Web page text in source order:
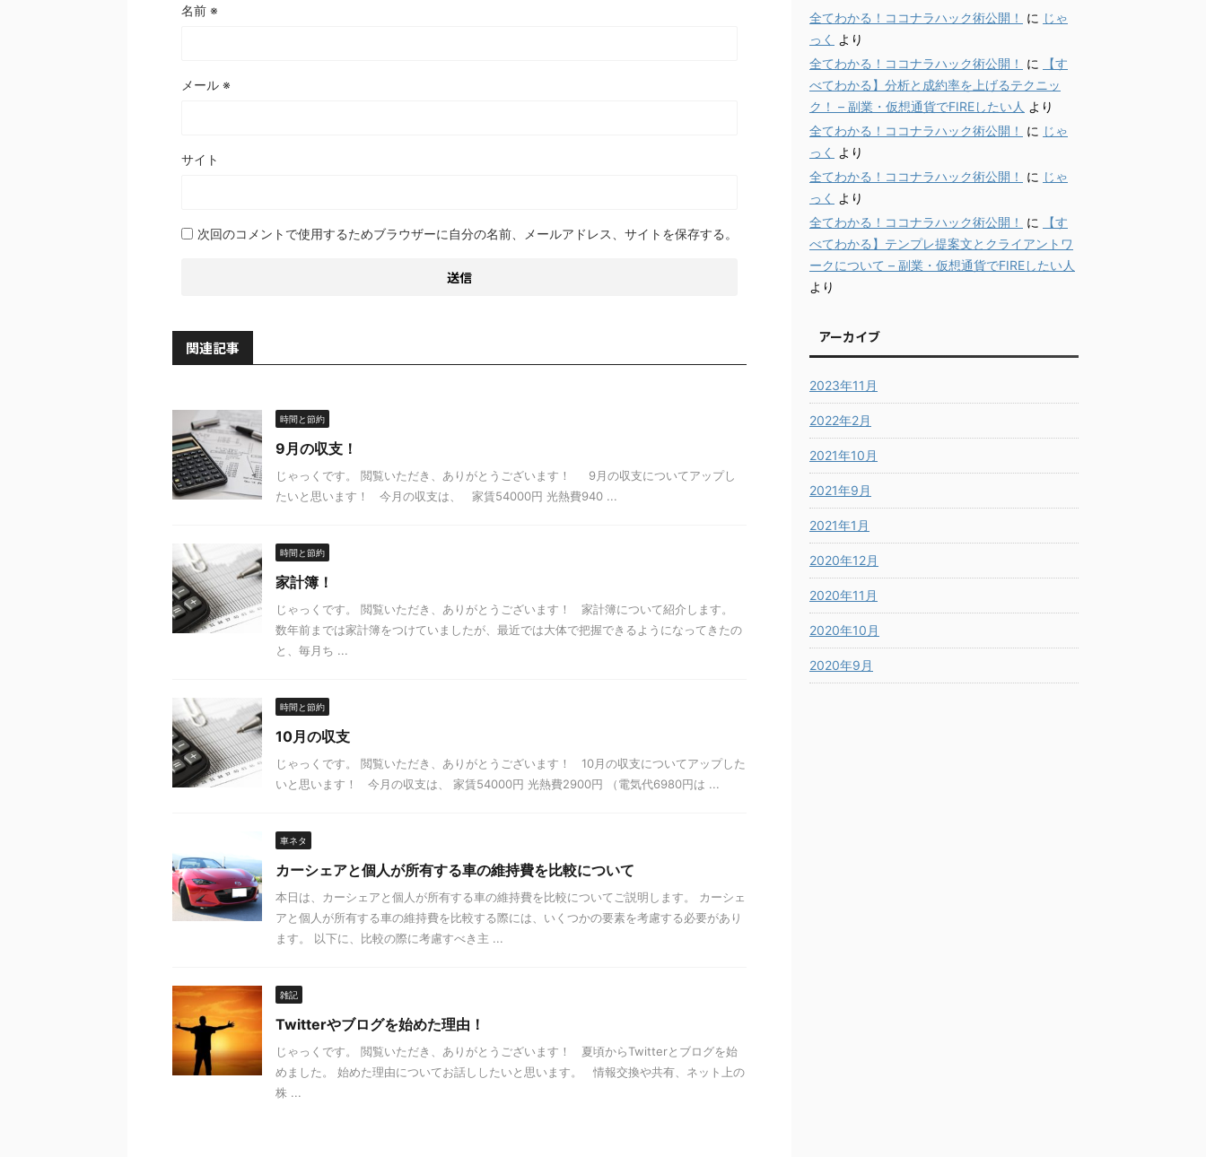
名前 ※
メール ※
サイト
次回のコメントで使用するためブラウザーに自分の名前、メールアドレス、サイトを保存する。
関連記事
時間と節約
9月の収支！
じゃっくです。 閲覧いただき、ありがとうございます！ 9月の収支についてアップし
たいと思います！ 今月の収支は、 家賃54000円 光熱費940 ...
時間と節約
家計簿！
じゃっくです。 閲覧いただき、ありがとうございます！ 家計簿について紹介します。
数年前までは家計簿をつけていましたが、最近では大体で把握できるようになってきたの
と、毎月ち ...
時間と節約
10月の収支
じゃっくです。 閲覧いただき、ありがとうございます！ 10月の収支についてアップした
いと思います！ 今月の収支は、 家賃54000円 光熱費2900円 （電気代6980円は ...
車ネタ
カーシェアと個人が所有する車の維持費を比較について
本日は、カーシェアと個人が所有する車の維持費を比較についてご説明します。 カーシェ
アと個人が所有する車の維持費を比較する際には、いくつかの要素を考慮する必要があり
ます。 以下に、比較の際に考慮すべき主 ...
雑記
Twitterやブログを始めた理由！
じゃっくです。 閲覧いただき、ありがとうございます！ 夏頃からTwitterとブログを始
めました。 始めた理由についてお話ししたいと思います。 情報交換や共有、ネット上の
株 ...
全てわかる！ココナラハック術公開！ に じゃ
っく
より
全てわかる！ココナラハック術公開！
に
【す
べてわかる】分析と成約率を上げるテクニッ
ク！ – 副業・仮想通貨でFIREしたい人 より
全てわかる！ココナラハック術公開！
に じゃ
っく
より
全てわかる！ココナラハック術公開！
に じゃ
っく
より
全てわかる！ココナラハック術公開！
に
【す
べてわかる】テンプレ提案文とクライアントワ
ークについて – 副業・仮想通貨でFIREしたい人
より
アーカイブ
2023年11月
2022年2月
2021年10月
2021年9月
2021年1月
2020年12月
2020年11月
2020年10月
2020年9月